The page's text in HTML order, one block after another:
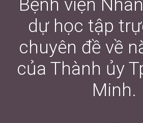
Bệnh viện
dự học tập
chuyên đề về
của Thành ủy
Minh.